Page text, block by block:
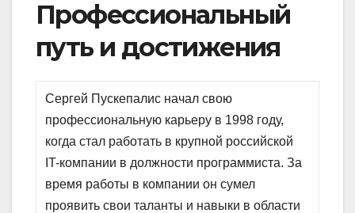
Профессиональный
путь и достижения
Сергей Пускепалис начал свою
профессиональную карьеру в 1998 году,
когда стал работать в крупной российской
IT-компании в должности программиста. За
время работы в компании он сумел
проявить свои таланты и навыки в области